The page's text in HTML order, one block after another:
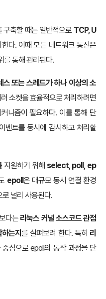
구축할 때는 일반적으로 TCP, U
다. 이때 모든 네트워크 통신은
를 통해 관리된다.
스 또는 스레드가 하나 이상의 소
소켓을 효율적으로 처리하려면
커니즘이 필요하다. 이를 통해 단
벤트를 동시에 감시하고 처리할
지원하기 위해 select, poll, ep
epoll 은 대규모 동시 연결 환경
널리 사용된다.
다는 리눅스 커널 소스코드 관점
는지를 살펴보려 한다. 특히 리
중심으로 epoll의 동작 과정을 단